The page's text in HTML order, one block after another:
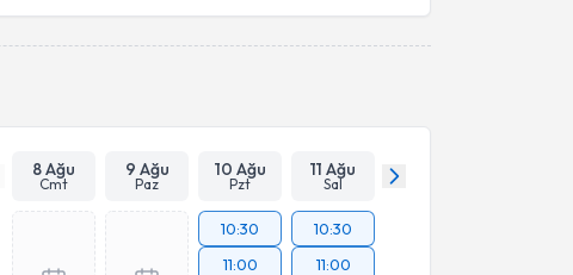
8 Ağu
Cmt
9 Ağu
Paz
10 Ağu
Pzt
11 Ağu
Sal
10:30
11:00
10:30
11:00